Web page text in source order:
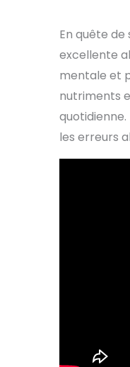
En quête
excellente
mentale et
nutriments
les erreurs